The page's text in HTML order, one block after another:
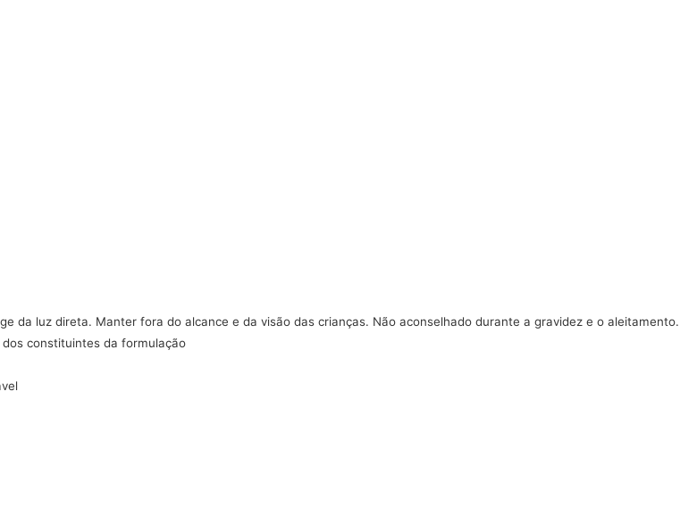
da luz direta. Manter fora do alcance e da visão das crianças. Não aconselhado durante a gravidez e o aleitamento.
constituintes da formulação